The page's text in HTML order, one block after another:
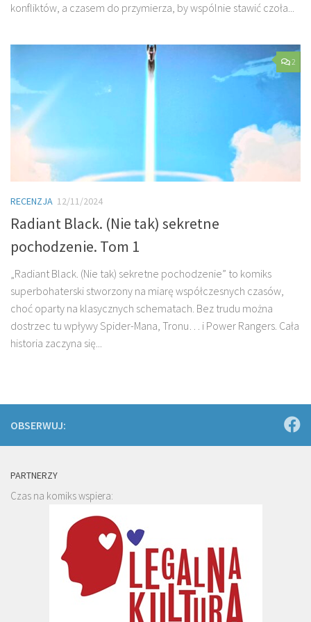
konfliktów, a czasem do przymierza, by wspólnie stawić czoła...
2
RECENZJA 12/11/2024
Radiant Black. (Nie tak) sekretne
pochodzenie. Tom 1
„Radiant Black. (Nie tak) sekretne pochodzenie” to komiks
superbohaterski stworzony na miarę współczesnych czasów,
choć oparty na klasycznych schematach. Bez trudu można
dostrzec tu wpływy Spider-Mana, Tronu… i Power Rangers. Cała
historia zaczyna się...
OBSERWUJ:
PARTNERZY
Czas na komiks wspiera: